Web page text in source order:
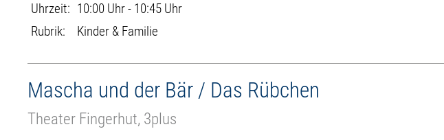
Uhrzeit: 10:00 Uhr - 10:45 Uhr
Rubrik:
Kinder & Familie
Mascha und der Bär / Das Rübchen
Theater Fingerhut, 3plus